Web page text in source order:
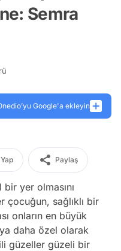
Semra
Google'a ekleyin
Paylaş
yer olmasını
çocuğun, sağlıklı bir
onların en büyük
daha özel olarak
güzeller güzeli bir